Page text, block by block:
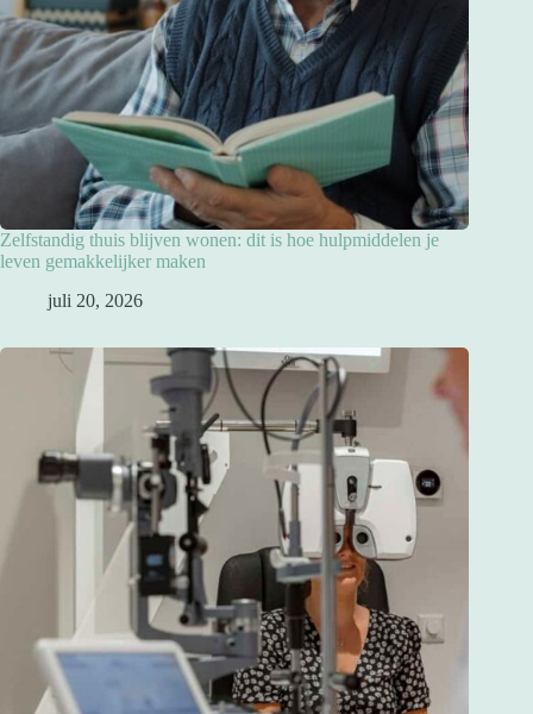
Zelfstandig thuis blijven wonen: dit is hoe hulpmiddelen je
leven gemakkelijker maken
juli 20, 2026